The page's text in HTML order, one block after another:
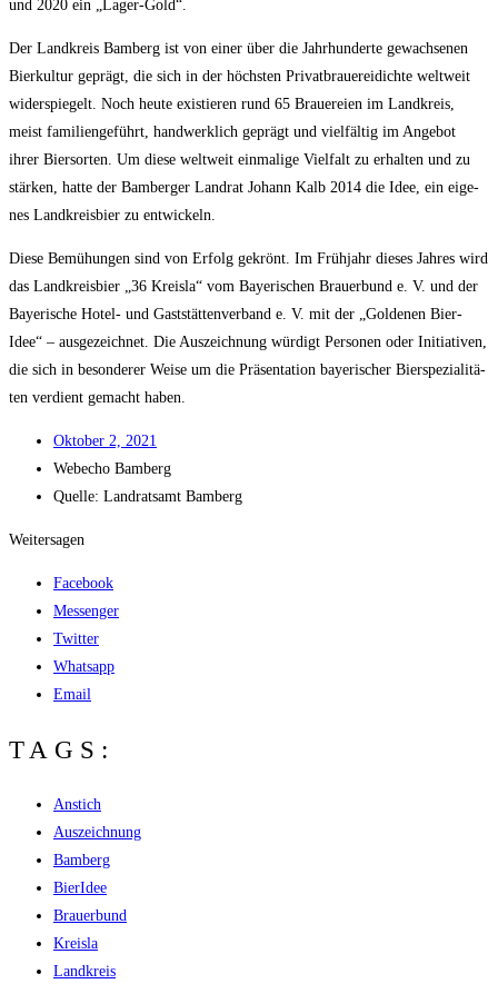
und 2020 ein „Lager-Gold“.
Der Land­kreis Bam­berg ist von einer über die Jahr­hun­der­te gewach­se­nen
Bier­kul­tur geprägt, die sich in der höchs­ten Pri­vat­braue­rei­dich­te welt­weit
wider­spie­gelt. Noch heu­te exis­tie­ren rund 65 Braue­rei­en im Land­kreis,
meist fami­li­en­ge­führt, hand­werk­lich geprägt und viel­fäl­tig im Ange­bot
ihrer Bier­sor­ten. Um die­se welt­weit ein­ma­li­ge Viel­falt zu erhal­ten und zu
stär­ken, hat­te der Bam­ber­ger Land­rat Johann Kalb 2014 die Idee, ein eige­
nes Land­kreis­bier zu entwickeln.
Die­se Bemü­hun­gen sind von Erfolg gekrönt. Im Früh­jahr die­ses Jah­res wird
das Land­kreis­bier „36 Kreis­la“ vom Baye­ri­schen Brau­er­bund e. V. und der
Baye­ri­sche Hotel- und Gast­stät­ten­ver­band e. V. mit der „Gol­de­nen Bier­
Idee“ – aus­ge­zeich­net. Die Aus­zeich­nung wür­digt Per­so­nen oder Initia­ti­ven,
die sich in beson­de­rer Wei­se um die Prä­sen­ta­ti­on baye­ri­scher Bier­spe­zia­li­tä­
ten ver­dient gemacht haben.
Okto­ber 2, 2021
Web­echo Bamberg
Quel­le: Land­rats­amt Bamberg
Weitersagen
Facebook
Messenger
Twitter
Whatsapp
Email
TAGS:
Anstich
Auszeichnung
Bamberg
BierIdee
Brauerbund
Kreisla
Landkreis